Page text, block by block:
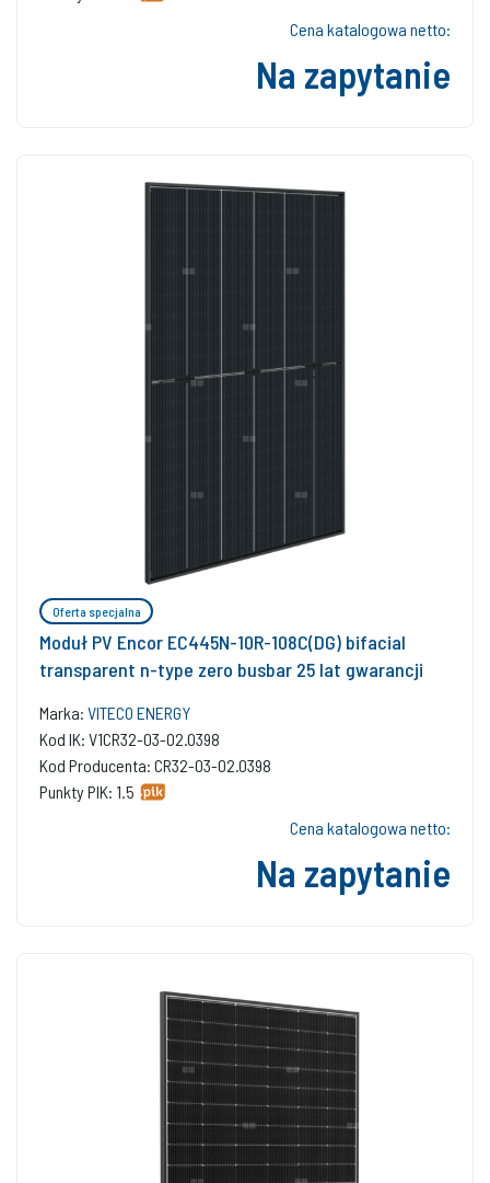
Cena katalogowa netto:
Na zapytanie
Oferta specjalna
Moduł PV Encor EC445N-10R-108C(DG) bifacial
transparent n-type zero busbar 25 lat gwarancji
Marka: VITECO ENERGY
Kod IK: V1CR32-03-02.0398
Kod Producenta: CR32-03-02.0398
Punkty PIK: 1.5
Cena katalogowa netto:
Na zapytanie